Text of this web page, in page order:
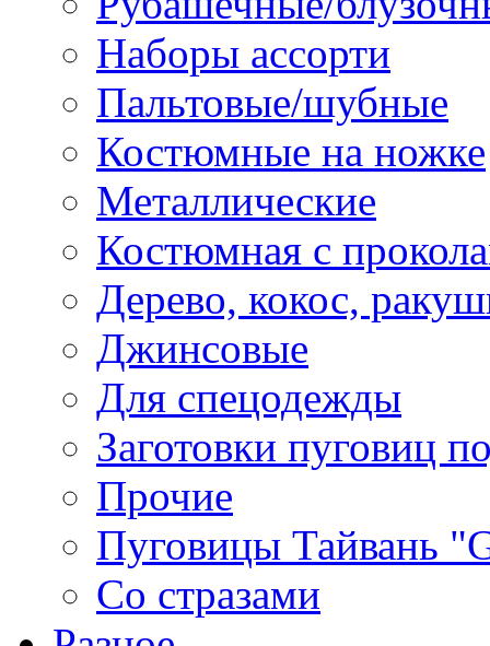
Наборы ассорти
Пальтовые/шубные
Костюмные на ножке
Металлические
Костюмная с
Дерево, кокос,
Джинсовые
Для спецодежды
Заготовки пуговиц
Прочие
Пуговицы Тайвань
Со стразами